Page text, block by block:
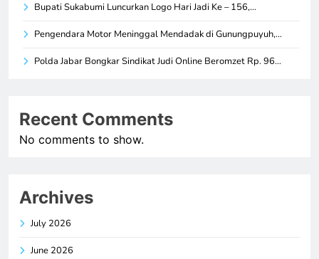
Bupati Sukabumi Luncurkan Logo Hari Jadi Ke – 156,…
Pengendara Motor Meninggal Mendadak di Gunungpuyuh,…
Polda Jabar Bongkar Sindikat Judi Online Beromzet Rp. 96…
Recent Comments
No comments to show.
Archives
July 2026
June 2026